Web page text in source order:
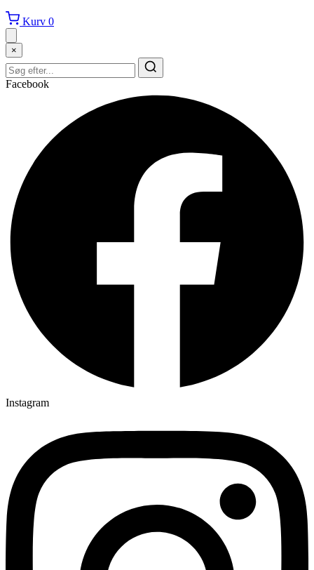
Kurv 0
×
Facebook
Instagram